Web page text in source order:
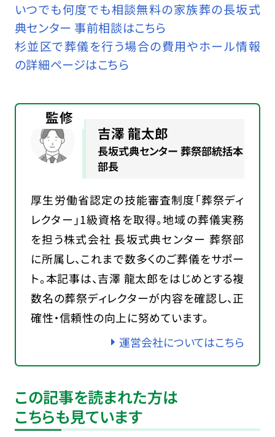
いつでも何度でも相談無料の家族葬の長坂式
典センター 事前相談はこちら
杉並区で葬儀を行う場合の費用やホール情報
の詳細ページはこちら
監修
吉澤 龍太郎
長坂式典センター 葬祭部統括本
部長
厚生労働省認定の技能審査制度「葬祭ディ
レクター」1級資格を取得。地域の葬儀実務
を担う株式会社 長坂式典センター 葬祭部
に所属し、これまで数多くのご葬儀をサポー
ト。本記事は、吉澤 龍太郎をはじめとする複
数名の葬祭ディレクターが内容を確認し、正
確性・信頼性の向上に努めています。
運営会社についてはこちら
この記事を読まれた方は
こちらも見ています